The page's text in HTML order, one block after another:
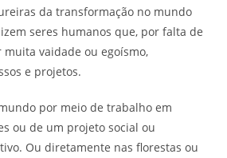
da transformação no mundo
seres humanos que, por falta de
vaidade ou egoísmo,
e projetos.
por meio de trabalho em
ou de um projeto social ou
Ou diretamente nas florestas ou